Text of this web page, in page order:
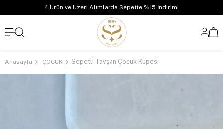
4 Ürün ve Üzeri Alımlarda Sepette %15 İndirim!
Anasayfa ÇOCUK Sepetli Tavşan Çocuk Küpesi